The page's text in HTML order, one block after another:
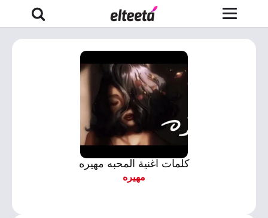
كلمات اغنية المحبه مهيره
مهيره